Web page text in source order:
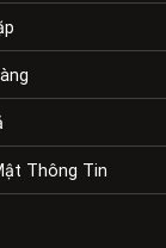
Thông Tin